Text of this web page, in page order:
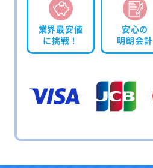
業界最安値
に挑戦！
安心の
明朗会計